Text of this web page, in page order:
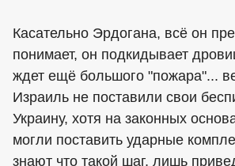
Касательно Эрдогана, всё он
понимает, он подкидывает
ждет ещё большого "пожара"...
Израиль не поставили свои
Украину, хотя на законных
могли поставить ударные
знают что такой шаг, лишь